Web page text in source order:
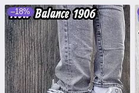
–18%